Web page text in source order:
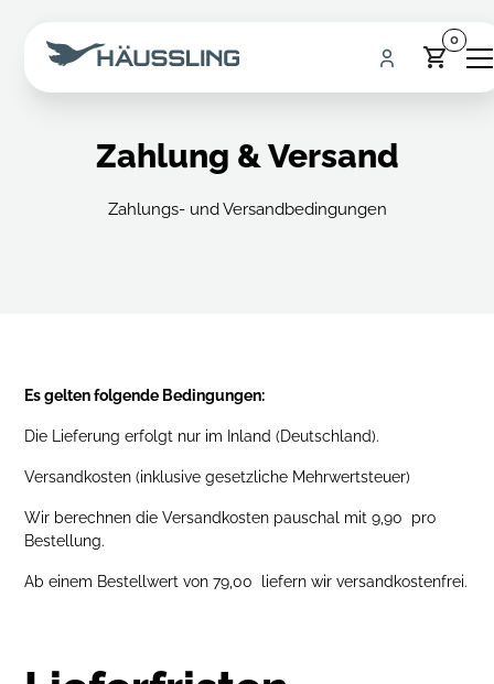
0
Zahlung & Versand
Zahlungs- und Versandbedingungen
Es gelten folgende Bedingungen:
Die Lieferung erfolgt nur im Inland (Deutschland).
Versandkosten (inklusive gesetzliche Mehrwertsteuer)
Wir berechnen die Versandkosten pauschal mit 9,90  pro
Bestellung.
Ab einem Bestellwert von 79,00  liefern wir versandkostenfrei.